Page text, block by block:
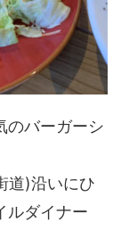
のバーガーシ
道)沿いにひ
ルダイナー